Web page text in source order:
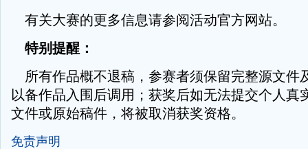
有关大赛的更多信息请参阅活动官方网站。
特别提醒：
所有作品概不退稿，参赛者须保留完整源文件
以备作品入围后调用；获奖后如无法提交个人真
文件或原始稿件，将被取消获奖资格。
免责声明